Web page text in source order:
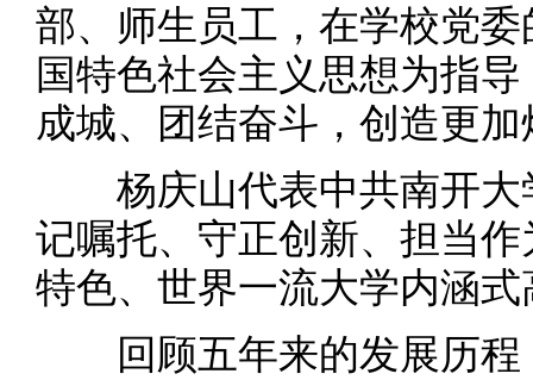
部、师生员工，在学校党
国特色社会主义思想为指
成城、团结奋斗，创造更
杨庆山代表中共南开大
记嘱托、守正创新、担当
特色、世界一流大学内涵
回顾五年来的发展历程